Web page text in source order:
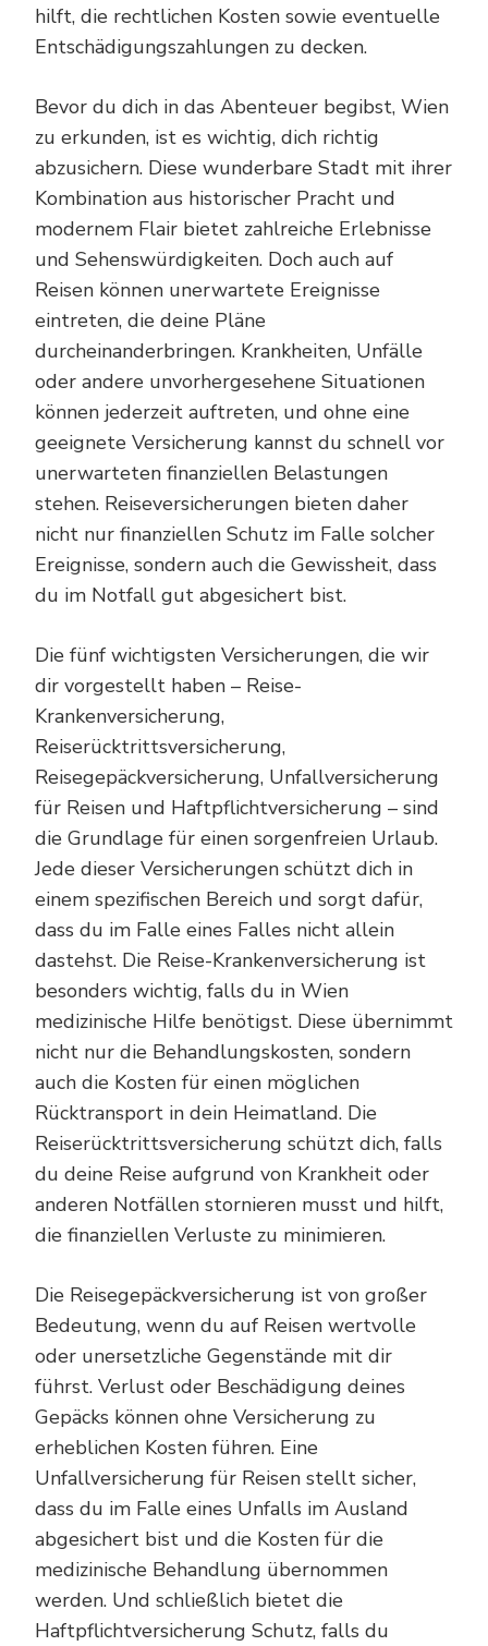
hilft, die rechtlichen Kosten sowie eventuelle
Entschädigungszahlungen zu decken.
Bevor du dich in das Abenteuer begibst, Wien
zu erkunden, ist es wichtig, dich richtig
abzusichern. Diese wunderbare Stadt mit ihrer
Kombination aus historischer Pracht und
modernem Flair bietet zahlreiche Erlebnisse
und Sehenswürdigkeiten. Doch auch auf
Reisen können unerwartete Ereignisse
eintreten, die deine Pläne
durcheinanderbringen. Krankheiten, Unfälle
oder andere unvorhergesehene Situationen
können jederzeit auftreten, und ohne eine
geeignete Versicherung kannst du schnell vor
unerwarteten finanziellen Belastungen
stehen. Reiseversicherungen bieten daher
nicht nur finanziellen Schutz im Falle solcher
Ereignisse, sondern auch die Gewissheit, dass
du im Notfall gut abgesichert bist.
Die fünf wichtigsten Versicherungen, die wir
dir vorgestellt haben – Reise-
Krankenversicherung,
Reiserücktrittsversicherung,
Reisegepäckversicherung, Unfallversicherung
für Reisen und Haftpflichtversicherung – sind
die Grundlage für einen sorgenfreien Urlaub.
Jede dieser Versicherungen schützt dich in
einem spezifischen Bereich und sorgt dafür,
dass du im Falle eines Falles nicht allein
dastehst. Die Reise-Krankenversicherung ist
besonders wichtig, falls du in Wien
medizinische Hilfe benötigst. Diese übernimmt
nicht nur die Behandlungskosten, sondern
auch die Kosten für einen möglichen
Rücktransport in dein Heimatland. Die
Reiserücktrittsversicherung schützt dich, falls
du deine Reise aufgrund von Krankheit oder
anderen Notfällen stornieren musst und hilft,
die finanziellen Verluste zu minimieren.
Die Reisegepäckversicherung ist von großer
Bedeutung, wenn du auf Reisen wertvolle
oder unersetzliche Gegenstände mit dir
führst. Verlust oder Beschädigung deines
Gepäcks können ohne Versicherung zu
erheblichen Kosten führen. Eine
Unfallversicherung für Reisen stellt sicher,
dass du im Falle eines Unfalls im Ausland
abgesichert bist und die Kosten für die
medizinische Behandlung übernommen
werden. Und schließlich bietet die
Haftpflichtversicherung Schutz, falls du